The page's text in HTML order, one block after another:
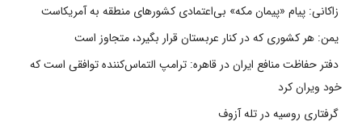
زاکانی: پیام «پیمان مکه» بی‌اعتمادی کشورهای منطقه به آمریکاست
یمن: هر کشوری که در کنار عربستان قرار بگیرد، متجاوز است
دفتر حفاظت منافع ایران در قاهره: ترامپ التماس‌کننده توافقی است که
خود ویران کرد
گرفتاری روسیه در تله آزوف